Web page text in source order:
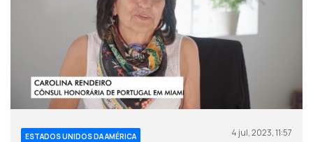
ESTADOS UNIDOS DA AMÉRICA 4 jul, 2023, 11:57